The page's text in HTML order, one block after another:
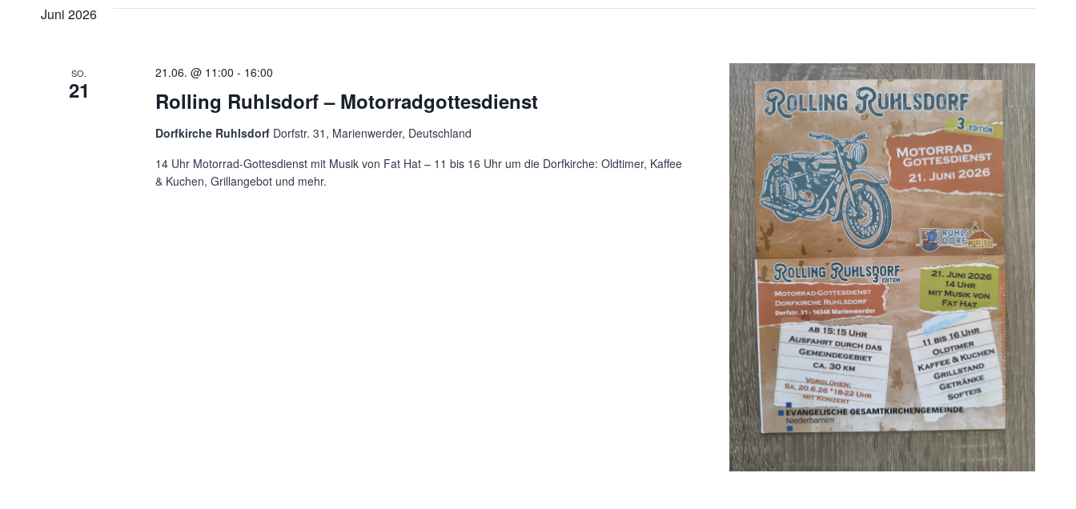
Ansichten,
Navigation
Schlüsselwort.
Juni 2026
SO.
21 Rolling Ruhlsdorf – Motorradgottesdienst
21.06. @ 11:00 - 16:00
Dorfkirche Ruhlsdorf Dorfstr. 31, Marienwerder, Deutschland
14 Uhr Motorrad-Gottesdienst mit Musik von Fat Hat – 11 bis 16 Uhr um die Dorfkirche: Oldtimer, Kaffee
& Kuchen, Grillangebot und mehr.